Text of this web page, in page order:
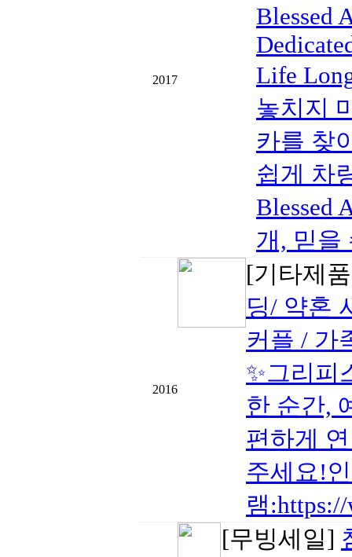
2017
Blessed
Life
놓치지
카를 찾
쉽게 차
Blessed
개, 믿을
2016
[기타제
딩/ 약혼
커플 / 가
✨그리피
한 순간,
편하게
주세요!
램
[무빙세일]